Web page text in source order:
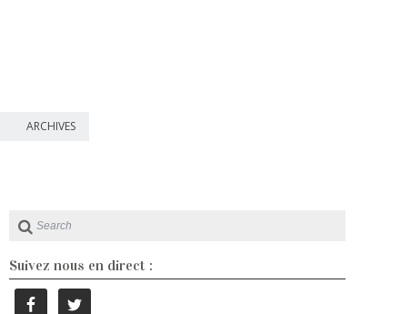
ARCHIVES
Suivez nous en direct :